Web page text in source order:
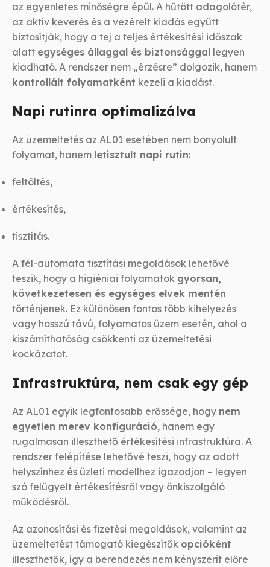
az egyenletes minőségre épül. A hűtött adagolótér,
az aktív keverés és a vezérelt kiadás együtt
biztosítják, hogy a tej a teljes értékesítési időszak
alatt egységes állaggal és biztonsággal legyen
kiadható. A rendszer nem „érzésre” dolgozik, hanem
kontrollált folyamatként kezeli a kiadást.
Napi rutinra optimalizálva
Az üzemeltetés az AL01 esetében nem bonyolult
folyamat, hanem letisztult napi rutin:
feltöltés,
értékesítés,
tisztítás.
A fél-automata tisztítási megoldások lehetővé
teszik, hogy a higiéniai folyamatok gyorsan,
következetesen és egységes elvek mentén
történjenek. Ez különösen fontos több kihelyezés
vagy hosszú távú, folyamatos üzem esetén, ahol a
kiszámíthatóság csökkenti az üzemeltetési
kockázatot.
Infrastruktúra, nem csak egy gép
Az AL01 egyik legfontosabb erőssége, hogy nem
egyetlen merev konfiguráció, hanem egy
rugalmasan illeszthető értékesítési infrastruktúra. A
rendszer felépítése lehetővé teszi, hogy az adott
helyszínhez és üzleti modellhez igazodjon – legyen
szó felügyelt értékesítésről vagy önkiszolgáló
működésről.
Az azonosítási és fizetési megoldások, valamint az
üzemeltetést támogató kiegészítők opcióként
illeszthetők, így a berendezés nem kényszerít előre